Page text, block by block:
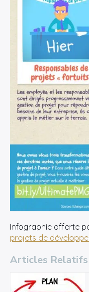
Infographie offerte
projets de
Articles Relatifs